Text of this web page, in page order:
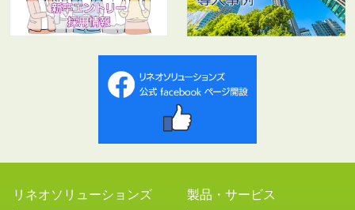
リネオソリューションズ 製品・サービス